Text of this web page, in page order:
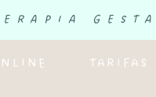
TARIFAS